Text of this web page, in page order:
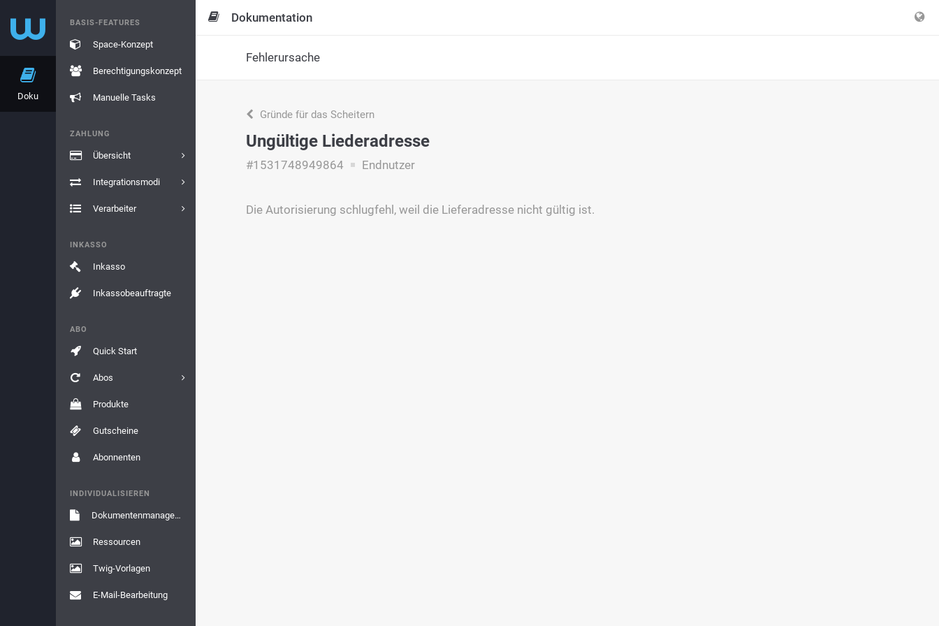
Doku
BASIS-FEATURES
Space-Konzept
Berechtigungskonzept
Manuelle Tasks
ZAHLUNG
Übersicht
Integrationsmodi
Verarbeiter
INKASSO
Inkasso
Inkassobeauftragte
ABO
Quick Start
Abos
Produkte
Gutscheine
Abonnenten
INDIVIDUALISIEREN
Dokumentenmanagement
Ressourcen
Twig-Vorlagen
E-Mail-Bearbeitung
Dokumentation
Fehlerursache
Gründe für das Scheitern
Ungültige Liederadresse
#1531748949864 Endnutzer
Die Autorisierung schlugfehl, weil die Lieferadresse nicht gültig ist.